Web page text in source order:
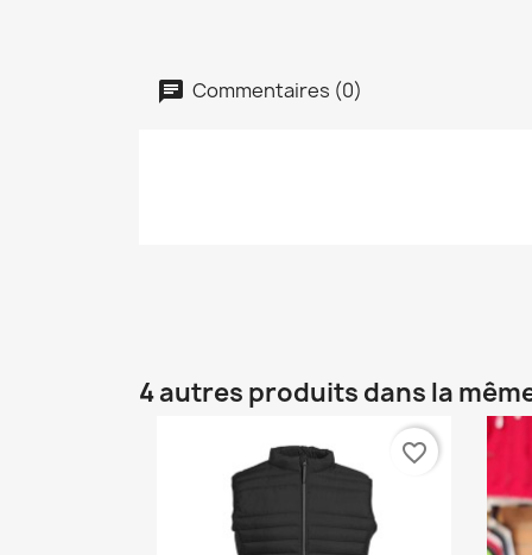
Commentaires (0)
4 autres produits dans la
favorite_border